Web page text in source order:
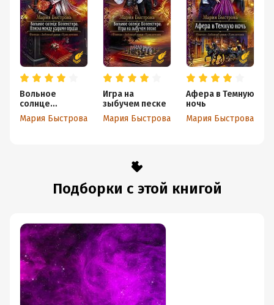
Вольное
солнце
Воленстира.
Пляска между
Мария Быстрова
Игра на
зыбучем песке
Мария Быстрова
Афера в Темную
ночь
Мария Быстрова
Подборки с этой книгой